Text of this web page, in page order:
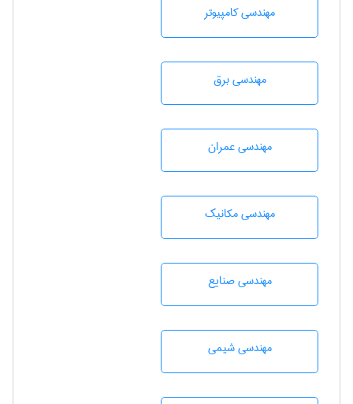
مهندسی كامپيوتر
مهندسی برق
مهندسی عمران
مهندسی مکانیک
مهندسی صنايع
مهندسي شيمی